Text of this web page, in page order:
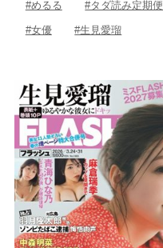
#めるる #タダ読み定期便
#女優 #生見愛瑠